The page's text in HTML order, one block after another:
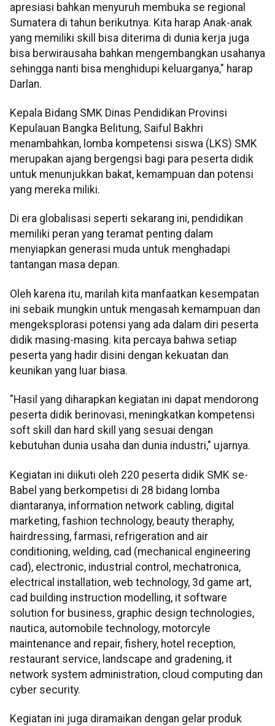
apresiasi bahkan menyuruh membuka se regional
Sumatera di tahun berikutnya. Kita harap Anak-anak
yang memiliki skill bisa diterima di dunia kerja juga
bisa berwirausaha bahkan mengembangkan usahanya
sehingga nanti bisa menghidupi keluarganya," harap
Darlan.
Kepala Bidang SMK Dinas Pendidikan Provinsi
Kepulauan Bangka Belitung, Saiful Bakhri
menambahkan, lomba kompetensi siswa (LKS) SMK
merupakan ajang bergengsi bagi para peserta didik
untuk menunjukkan bakat, kemampuan dan potensi
yang mereka miliki.
Di era globalisasi seperti sekarang ini, pendidikan
memiliki peran yang teramat penting dalam
menyiapkan generasi muda untuk menghadapi
tantangan masa depan.
Oleh karena itu, marilah kita manfaatkan kesempatan
ini sebaik mungkin untuk mengasah kemampuan dan
mengeksplorasi potensi yang ada dalam diri peserta
didik masing-masing. kita percaya bahwa setiap
peserta yang hadir disini dengan kekuatan dan
keunikan yang luar biasa.
"Hasil yang diharapkan kegiatan ini dapat mendorong
peserta didik berinovasi, meningkatkan kompetensi
soft skill dan hard skill yang sesuai dengan
kebutuhan dunia usaha dan dunia industri," ujarnya.
Kegiatan ini diikuti oleh 220 peserta didik SMK se-
Babel yang berkompetisi di 28 bidang lomba
diantaranya, information network cabling, digital
marketing, fashion technology, beauty theraphy,
hairdressing, farmasi, refrigeration and air
conditioning, welding, cad (mechanical engineering
cad), electronic, industrial control, mechatronica,
electrical installation, web technology, 3d game art,
cad building instruction modelling, it software
solution for business, graphic design technologies,
nautica, automobile technology, motorcyle
maintenance and repair, fishery, hotel reception,
restaurant service, landscape and gradening, it
network system administration, cloud computing dan
cyber security.
Kegiatan ini juga diramaikan dengan gelar produk